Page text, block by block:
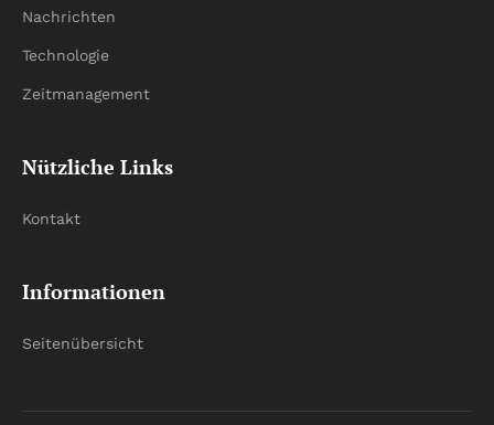
Nachrichten
Technologie
Zeitmanagement
Nützliche Links
Kontakt
Informationen
Seitenübersicht